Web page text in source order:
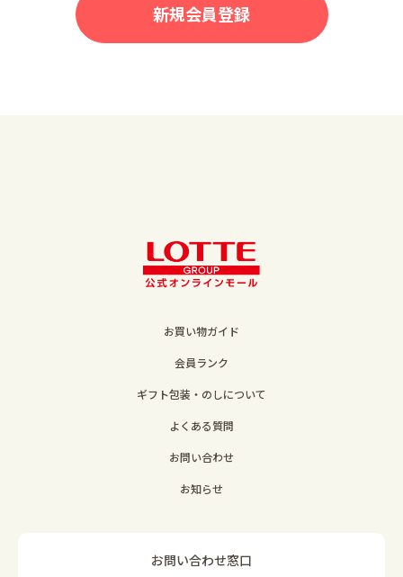
お買い物ガイド
会員ランク
ギフト包装・のしについて
よくある質問
お問い合わせ
お知らせ
お問い合わせ窓口